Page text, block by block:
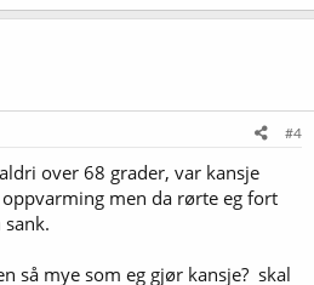
#4
over 68 grader, var kansje
men da rørte eg fort
så mye som eg gjør kansje? skal